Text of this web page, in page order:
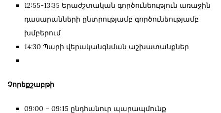
12:55-13:35 Երաժշտական գործունեություն առաջին
դասարանների ընտրությամբ գործունեությամբ
խմբերում
14:30 Պարի վերականգնման աշխատանքներ
Չորեքշաբթի
09:00 – 09:15 ընդհանուր պարապմունք